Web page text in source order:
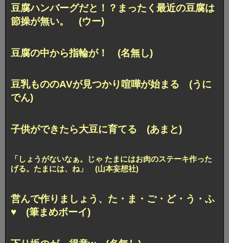
豆腐ハンバーグだと！？まったく最近の豆腐は
節操が無い。 (ウー)
豆腐の中から指輪が！ (名無し)
豆乳もののAVが見つかり喧嘩が始まる (うに
でん)
子供ができたら大豆に育てる (あまと)
「しょうがないなぁ。じゃ たまにはお肉のステーキ作った
げる。たまには、ね」 (山本妄想社)
営んで作りましょう、た・ま・ご・ど・う・ふ
♥ (筆まめボーイ)